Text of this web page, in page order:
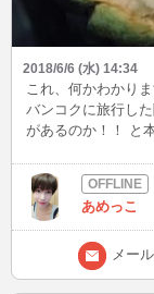
2018/6/6 (水) 14:34
これ、何かわかり
バンコクに旅行し
があるのか！！ と
対おいしいですよ
ンレイシともいう
恐れ多くて食べづ
ですが、触ってみ
がします。 おいし
イスクリームみた
あめっこ
メール